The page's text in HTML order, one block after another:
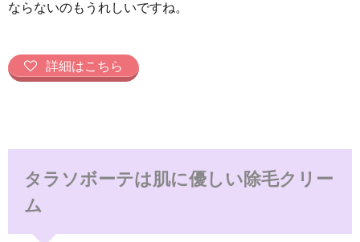
ならないのもうれしいですね。
詳細はこちら
タラソボーテは肌に優しい除毛クリー
ム